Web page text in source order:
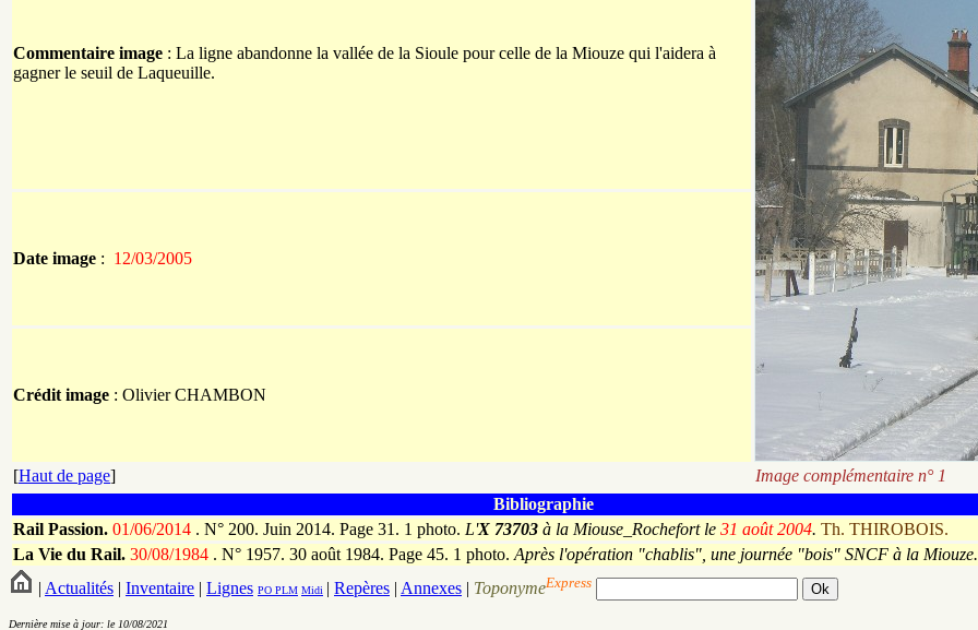
Commentaire image : La ligne abandonne la vallée de la Sioule pour celle de la Miouze qui l'aidera à
gagner le seuil de Laqueuille.
Date image : 12/03/2005
Crédit image : Olivier CHAMBON
[Haut de page]
Image complémentaire n° 1
Bibliographie
Rail Passion. 01/06/2014 . N° 200. Juin 2014. Page 31. 1 photo. L'X 73703 à la Miouse_Rochefort le 31 août 2004. Th. THIROBOIS.
La Vie du Rail. 30/08/1984 . N° 1957. 30 août 1984. Page 45. 1 photo. Après l'opération "chablis", une journée "bois" SNCF à la Miouze.
| Actualités | Inventaire | Lignes PO PLM Midi | Repères | Annexes | ToponymeExpress
Dernière mise à jour: le 10/08/2021